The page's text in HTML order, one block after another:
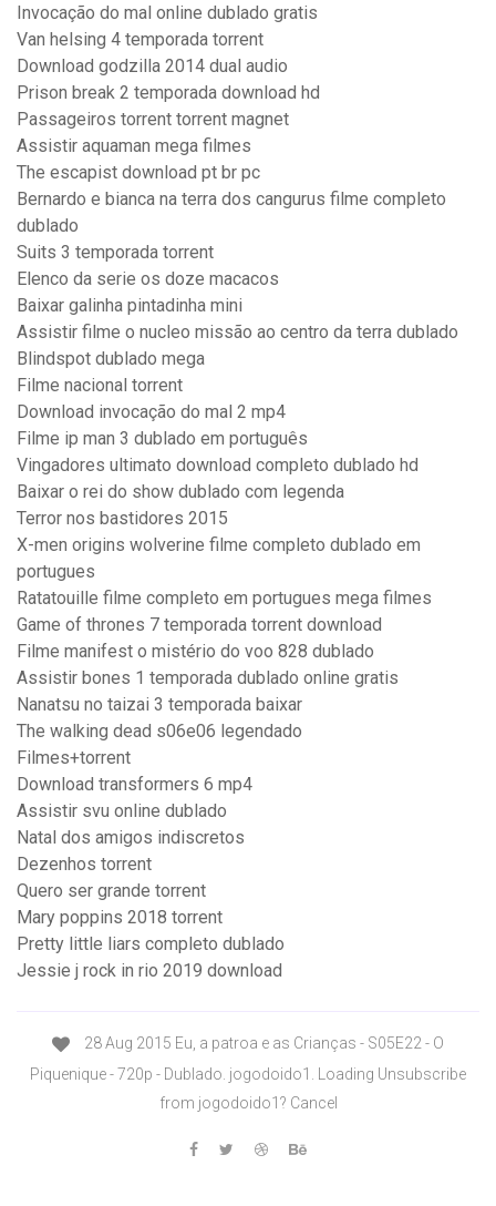
Invocação do mal online dublado gratis
Van helsing 4 temporada torrent
Download godzilla 2014 dual audio
Prison break 2 temporada download hd
Passageiros torrent torrent magnet
Assistir aquaman mega filmes
The escapist download pt br pc
Bernardo e bianca na terra dos cangurus filme completo
dublado
Suits 3 temporada torrent
Elenco da serie os doze macacos
Baixar galinha pintadinha mini
Assistir filme o nucleo missão ao centro da terra dublado
Blindspot dublado mega
Filme nacional torrent
Download invocação do mal 2 mp4
Filme ip man 3 dublado em português
Vingadores ultimato download completo dublado hd
Baixar o rei do show dublado com legenda
Terror nos bastidores 2015
X-men origins wolverine filme completo dublado em
portugues
Ratatouille filme completo em portugues mega filmes
Game of thrones 7 temporada torrent download
Filme manifest o mistério do voo 828 dublado
Assistir bones 1 temporada dublado online gratis
Nanatsu no taizai 3 temporada baixar
The walking dead s06e06 legendado
Filmes+torrent
Download transformers 6 mp4
Assistir svu online dublado
Natal dos amigos indiscretos
Dezenhos torrent
Quero ser grande torrent
Mary poppins 2018 torrent
Pretty little liars completo dublado
Jessie j rock in rio 2019 download
28 Aug 2015 Eu, a patroa e as Crianças - S05E22 - O
Piquenique - 720p - Dublado. jogodoido1. Loading Unsubscribe
from jogodoido1? Cancel